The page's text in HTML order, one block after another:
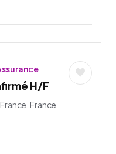
H/F
France